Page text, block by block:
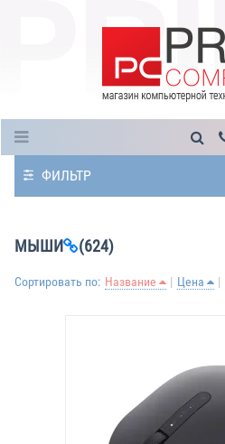
ФИЛЬТР
МЫШИ (624)
Сортировать по: Название Цена